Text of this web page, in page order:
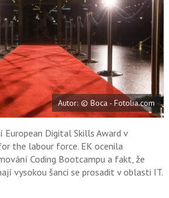
l
e
t
e
j
n
a
F
a
c
b
o
o
k
e
j
X
Autor: © Boca - Fotolia.com
European Digital Skills Award v
the labour force. EK ocenila
Coding Bootcampu a fakt, že
vysokou šanci se prosadit v oblasti IT.